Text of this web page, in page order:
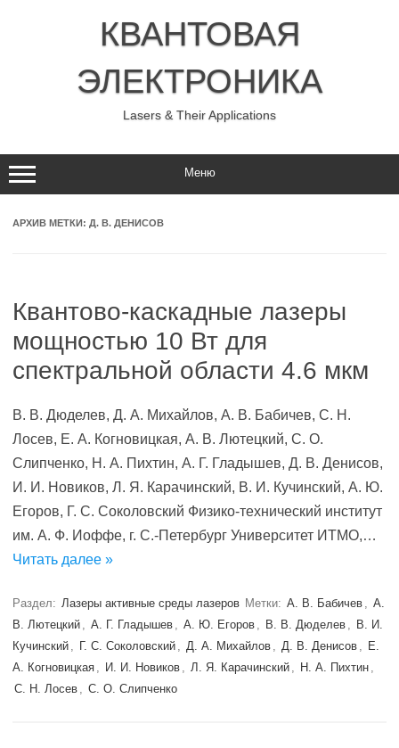
КВАНТОВАЯ
ЭЛЕКТРОНИКА
Lasers & Their Applications
Меню
АРХИВ МЕТКИ: Д. В. ДЕНИСОВ
Квантово-каскадные лазеры
мощностью 10 Вт для
спектральной области 4.6 мкм
В. В. Дюделев, Д. А. Михайлов, А. В. Бабичев, С. Н.
Лосев, Е. А. Когновицкая, А. В. Лютецкий, С. О.
Слипченко, Н. А. Пихтин, А. Г. Гладышев, Д. В. Денисов,
И. И. Новиков, Л. Я. Карачинский, В. И. Кучинский, А. Ю.
Егоров, Г. С. Соколовский Физико-технический институт
им. А. Ф. Иоффе, г. С.-Петербург Университет ИТМО,…
Читать далее »
Раздел: Лазеры активные среды лазеров Метки: А. В. Бабичев , А.
В. Лютецкий , А. Г. Гладышев , А. Ю. Егоров , В. В. Дюделев , В. И.
Кучинский , Г. С. Соколовский , Д. А. Михайлов , Д. В. Денисов , Е.
А. Когновицкая , И. И. Новиков , Л. Я. Карачинский , Н. А. Пихтин ,
С. Н. Лосев , С. О. Слипченко